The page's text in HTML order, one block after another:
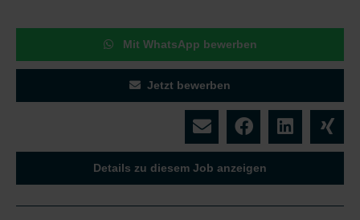
Mit WhatsApp bewerben
Jetzt bewerben
Details zu diesem Job anzeigen